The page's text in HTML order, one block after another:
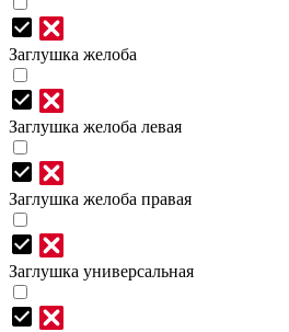
Заглушка желоба
Заглушка желоба левая
Заглушка желоба правая
Заглушка универсальная